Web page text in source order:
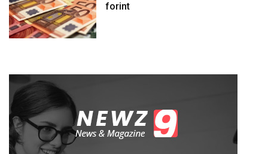
forint